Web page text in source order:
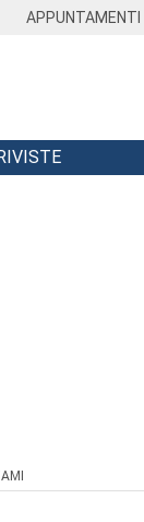
APPUNTAMENTI